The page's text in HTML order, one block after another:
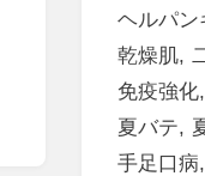
ヘルパン
乾燥肌
免疫強化
夏バテ
手足口病